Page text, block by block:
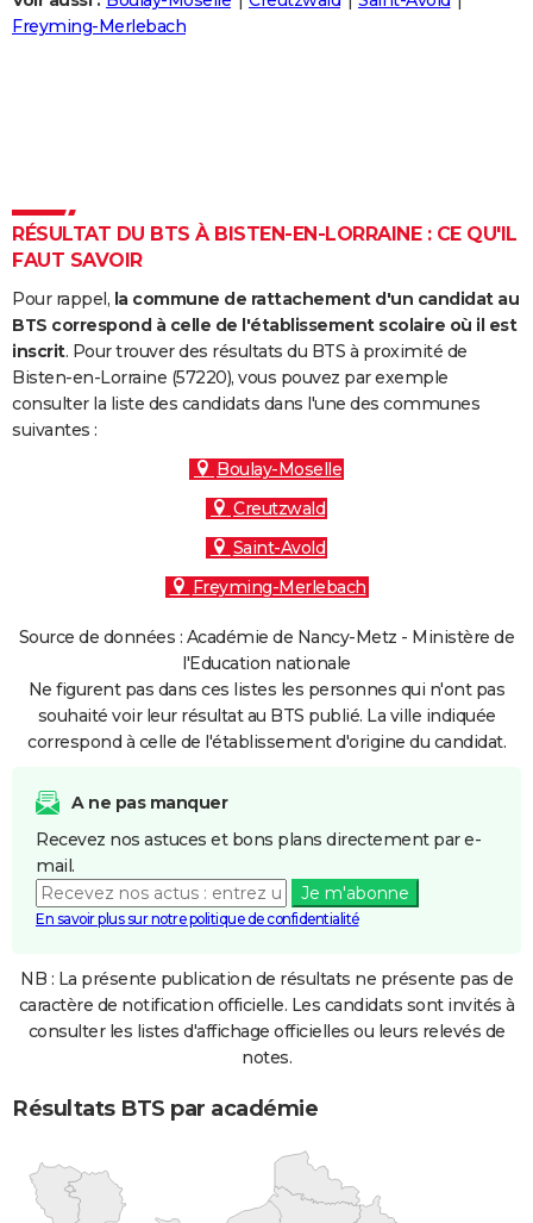
Destinations
City break
Voyage nature
Voyage de noces
Forum
Climat
+
PHOTO
Carte de Noël
Carte Bonne année
Carte Saint-Valentin
Carte Pâques
Carte d'anniversaire
DICTIONNAIRE
Dictionnaire
Biographies
Citations
Expressions
Proverbes
PROGRAMME TV
COPAINS D'AVANT
S'inscrire
Se connecter
Lycées
Collèges
Primaires
Universités
Entreprises
Service militaire
Avis de recherche
AVIS DE DÉCÈS
FORUM
Freyming-Merlebach
RÉSULTAT DU BTS À BISTEN-EN-LORRAINE : CE QU'IL
FAUT SAVOIR
Pour rappel, la commune de rattachement d'un candidat au
BTS correspond à celle de l'établissement scolaire où il est
inscrit. Pour trouver des résultats du BTS à proximité de
Bisten-en-Lorraine (57220), vous pouvez par exemple
consulter la liste des candidats dans l'une des communes
suivantes :
Boulay-Moselle
Creutzwald
Saint-Avold
Freyming-Merlebach
Source de données : Académie de Nancy-Metz - Ministère de
l'Education nationale
Ne figurent pas dans ces listes les personnes qui n'ont pas
souhaité voir leur résultat au BTS publié. La ville indiquée
correspond à celle de l'établissement d'origine du candidat.
A ne pas manquer
Recevez nos astuces et bons plans directement par e-
mail.
Je m'abonne
En savoir plus sur notre politique de confidentialité
NB : La présente publication de résultats ne présente pas de
caractère de notification officielle. Les candidats sont invités à
consulter les listes d'affichage officielles ou leurs relevés de
notes.
Résultats BTS par académie